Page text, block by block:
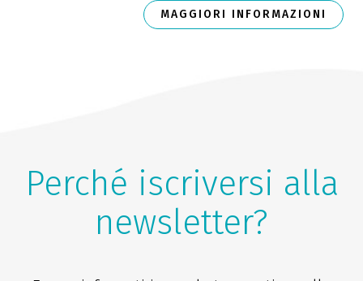
MAGGIORI INFORMAZIONI
Perché iscriversi alla
newsletter?